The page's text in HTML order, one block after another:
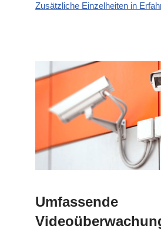
Zusätzliche Einzelheiten in
Umfassende